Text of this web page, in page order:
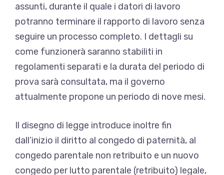
assunti, durante il quale i datori di lavoro
potranno terminare il rapporto di lavoro senza
seguire un processo completo. I dettagli su
come funzionerà saranno stabiliti in
regolamenti separati e la durata del periodo di
prova sarà consultata, ma il governo
attualmente propone un periodo di nove mesi.
Il disegno di legge introduce inoltre fin
dall’inizio il diritto al congedo di paternità, al
congedo parentale non retribuito e un nuovo
congedo per lutto parentale (retribuito) legale,